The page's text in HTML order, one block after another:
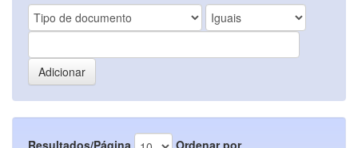
Resultados/Página
Ordenar por